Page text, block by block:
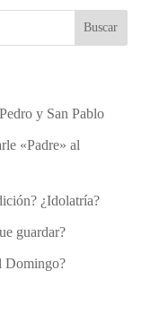
Buscar
y San Pablo
«Padre» al
¿Idolatría?
guardar?
Domingo?